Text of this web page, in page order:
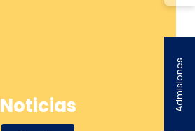
Noticias Admisiones